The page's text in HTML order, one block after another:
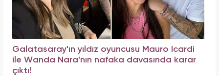
Galatasaray'ın yıldız oyuncusu Mauro Icardi
ile Wanda Nara'nın nafaka davasında karar
çıktı!